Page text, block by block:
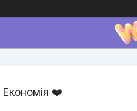
Економія ❤️